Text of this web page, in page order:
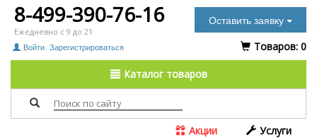
8-499-390-76-16
Ежедневно с 9 до 21
Оставить заявку
Войти Зарегистрироваться
Каталог товаров
Акции Услуги
Tоваров: 0